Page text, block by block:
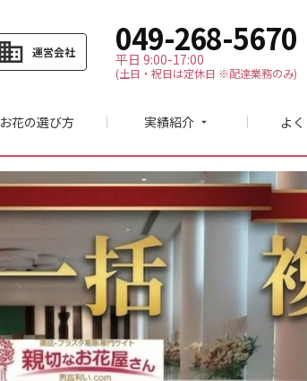
business 運営会社 049-268-5670
平日 9:00-17:00
(土日・祝日は定休日 ※配達業務のみ)
お花の選び方 実績紹介 arrow_drop_down よ